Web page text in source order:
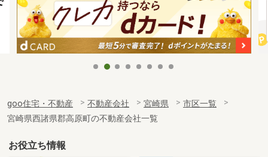
goo住宅・不動産 不動産会社 宮崎県
市区一覧
宮崎県西諸県郡高原町の不動産会社一覧
お役立ち情報